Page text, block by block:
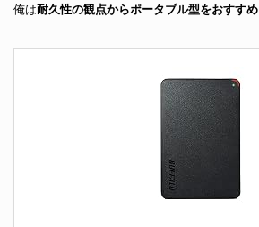
俺は耐久性の観点からポータブル型をおすすめ